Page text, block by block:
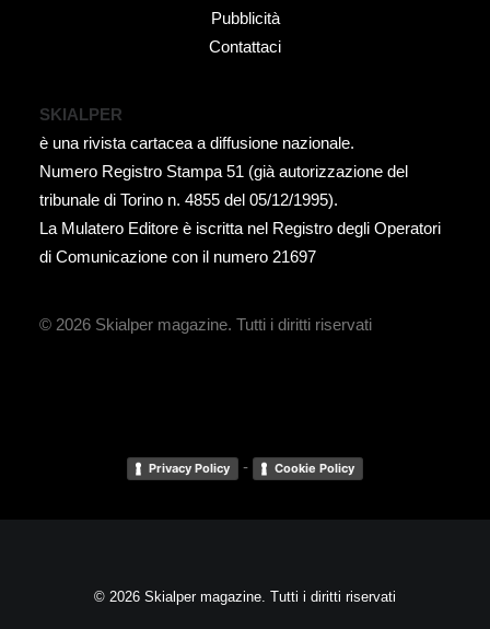
Pubblicità
Contattaci
SKIALPER
è una rivista cartacea a diffusione nazionale.
Numero Registro Stampa 51 (già autorizzazione del
tribunale di Torino n. 4855 del 05/12/1995).
La Mulatero Editore è iscritta nel Registro degli Operatori
di Comunicazione con il numero 21697
© 2026 Skialper magazine. Tutti i diritti riservati
Privacy Policy - Cookie Policy
© 2026 Skialper magazine. Tutti i diritti riservati